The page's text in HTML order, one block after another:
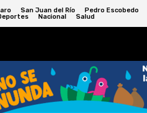
San Juan del Río
Pedro Escobedo
Nacional Salud